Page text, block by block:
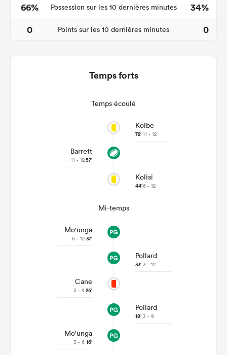
66%
Possession sur les 10 dernières minutes
34%
0
Points sur les 10 dernières minutes 0
Temps forts
Temps écoulé
Kolbe
72' 11 - 12
Barrett
11 - 1257'
Kolisi
44'6 - 12
Mi-temps
Mo'unga
6 - 12 37'
Pollard
33' 3 - 12
Cane
3 - 926'
Pollard
18' 3 - 9
Mo'unga
3 - 6 16'